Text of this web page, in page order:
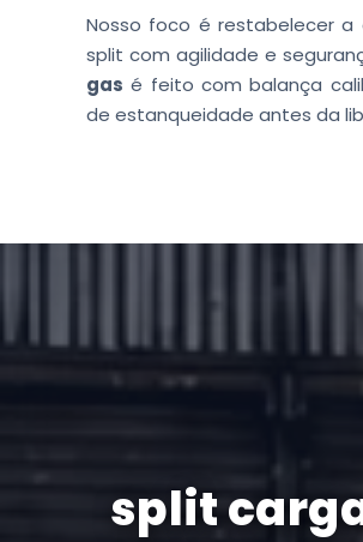
Nosso foco é restabelecer
split com agilidade e
gas é feito com balança
de estanqueidade antes da
split